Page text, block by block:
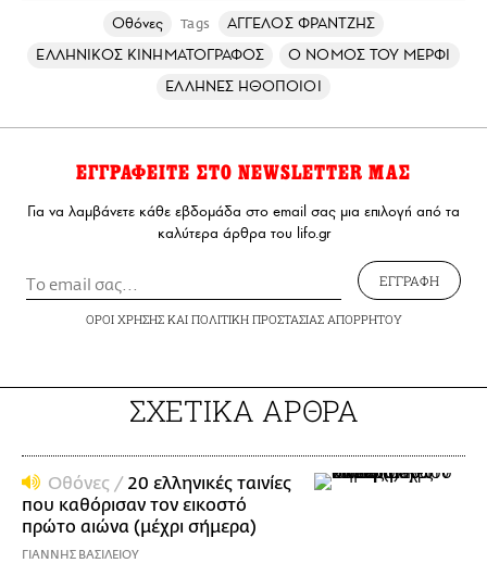
Οθόνες Tags
ΑΓΓΕΛΟΣ ΦΡΑΝΤΖΗΣ
ΕΛΛΗΝΙΚΟΣ ΚΙΝΗΜΑΤΟΓΡΑΦΟΣ
Ο ΝΟΜΟΣ ΤΟΥ ΜΕΡΦΙ
ΕΛΛΗΝΕΣ ΗΘΟΠΟΙΟΙ
ΕΓΓΡΑΦΕΙΤΕ ΣΤΟ NEWSLETTER ΜΑΣ
Για να λαμβάνετε κάθε εβδομάδα στο email σας μια επιλογή από τα
καλύτερα άρθρα του lifo.gr
ΕΓΓΡΑΦΗ
ΟΡΟΙ ΧΡΗΣΗΣΚΑΙ ΠΟΛΙΤΙΚΗ ΠΡΟΣΤΑΣΙΑΣ ΑΠΟΡΡΗΤΟΥ
ΣΧΕΤΙΚΑ ΑΡΘΡΑ
Οθόνες / 20 ελληνικές ταινίες
που καθόρισαν τον εικοστό
πρώτο αιώνα (μέχρι σήμερα)
ΓΙΑΝΝΗΣ ΒΑΣΙΛΕΙΟΥ